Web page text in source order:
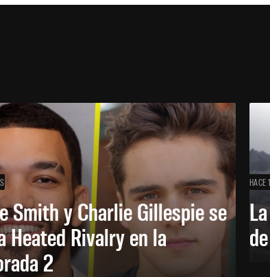
Smith y Charlie Gillespie se
Heated Rivalry en la
2
HACE